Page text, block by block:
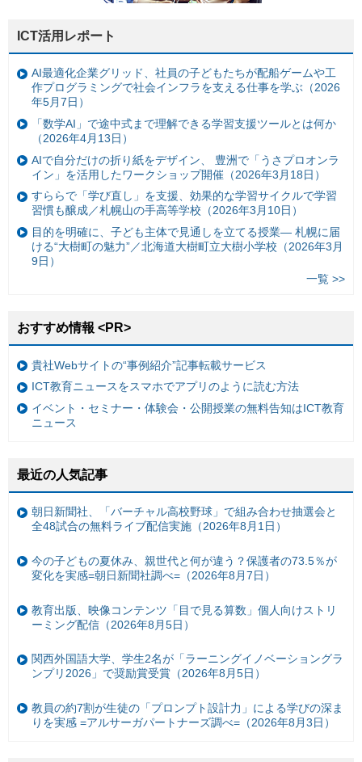
ICT活用レポート
AI最適化企業グリッド、社員の子どもたちが配船ゲームや工
作プログラミングで社会インフラを支える仕事を学ぶ（2026
年5月7日）
「数学AI」で途中式まで理解できる学習支援ツールとは何か
（2026年4月13日）
AIで自分だけの折り紙をデザイン、 豊洲で「うさプロオンラ
イン」を活用したワークショップ開催（2026年3月18日）
すららで「学び直し」を支援、効果的な学習サイクルで学習
習慣も醸成／札幌山の手高等学校（2026年3月10日）
目的を明確に、子ども主体で見通しを立てる授業— 札幌に届
ける“大樹町の魅力”／北海道大樹町立大樹小学校（2026年3月
9日）
一覧 >>
おすすめ情報 <PR>
貴社Webサイトの“事例紹介”記事転載サービス
ICT教育ニュースをスマホでアプリのように読む方法
イベント・セミナー・体験会・公開授業の無料告知はICT教育
ニュース
最近の人気記事
朝日新聞社、「バーチャル高校野球」で組み合わせ抽選会と
全48試合の無料ライブ配信実施（2026年8月1日）
今の子どもの夏休み、親世代と何が違う？保護者の73.5％が
変化を実感=朝日新聞社調べ=（2026年8月7日）
教育出版、映像コンテンツ「目で見る算数」個人向けストリ
ーミング配信（2026年8月5日）
関西外国語大学、学生2名が「ラーニングイノベーショングラ
ンプリ2026」で奨励賞受賞（2026年8月5日）
教員の約7割が生徒の「プロンプト設計力」による学びの深ま
りを実感 =アルサーガパートナーズ調べ=（2026年8月3日）